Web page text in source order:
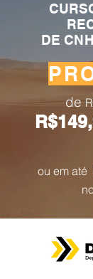
DE
de R
ou em até